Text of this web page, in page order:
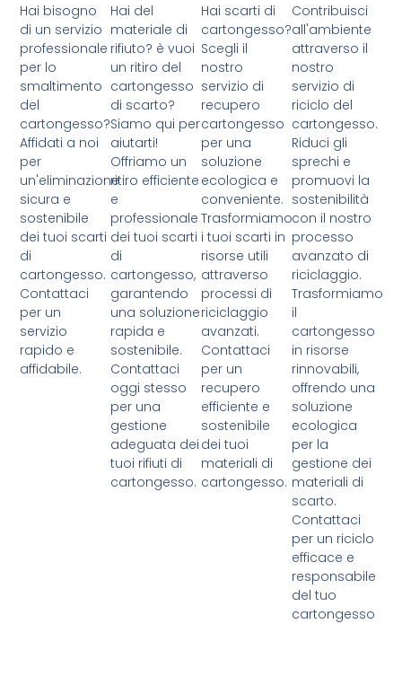
Hai bisogno
di un servizio
professionale
per lo
smaltimento
del
cartongesso?
Affidati a noi
per
un'eliminazione
sicura e
sostenibile
dei tuoi scarti
di
cartongesso.
Contattaci
per un
servizio
rapido e
affidabile.
Hai del
materiale di
rifiuto? è vuoi
un ritiro del
cartongesso
di scarto?
Siamo qui per
aiutarti!
Offriamo un
ritiro efficiente
e
professionale
dei tuoi scarti
di
cartongesso,
garantendo
una soluzione
rapida e
sostenibile.
Contattaci
oggi stesso
per una
gestione
adeguata dei
tuoi rifiuti di
cartongesso.
Hai scarti di
cartongesso?
Scegli il
nostro
servizio di
recupero
cartongesso
per una
soluzione
ecologica e
conveniente.
Trasformiamo
i tuoi scarti in
risorse utili
attraverso
processi di
riciclaggio
avanzati.
Contattaci
per un
recupero
efficiente e
sostenibile
dei tuoi
materiali di
cartongesso.
Contribuisci
all'ambiente
attraverso il
nostro
servizio di
riciclo del
cartongesso.
Riduci gli
sprechi e
promuovi la
sostenibilità
con il nostro
processo
avanzato di
riciclaggio.
Trasformiamo
il
cartongesso
in risorse
rinnovabili,
offrendo una
soluzione
ecologica
per la
gestione dei
materiali di
scarto.
Contattaci
per un riciclo
efficace e
responsabile
del tuo
cartongesso